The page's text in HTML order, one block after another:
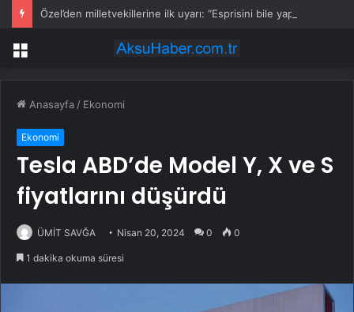
Menü
Anasayfa / Ekonomi
Ekonomi
Tesla ABD’de Model Y, X ve S
fiyatlarını düşürdü
ÜMİT SAVĞA Nisan 20, 2024 0 0
1 dakika okuma süresi